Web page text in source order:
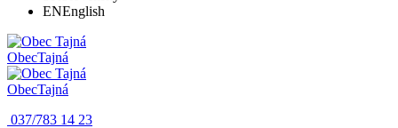
ENEnglish
ObecTajná
ObecTajná
037/783 14 23